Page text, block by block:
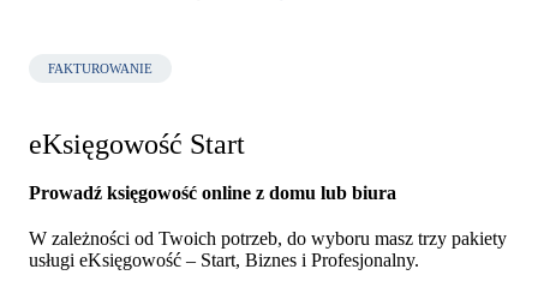
FAKTUROWANIE
eKsięgowość Start
Prowadź księgowość online z domu lub biura
W zależności od Twoich potrzeb, do wyboru masz trzy pakiety
usługi eKsięgowość – Start, Biznes i Profesjonalny.